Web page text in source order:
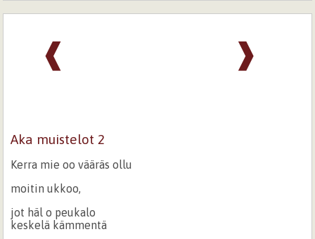
❱
❰
Aka muistelot 2
Kerra mie oo vääräs ollu
moitin ukkoo,
jot häl o peukalo
keskelä kämmentä